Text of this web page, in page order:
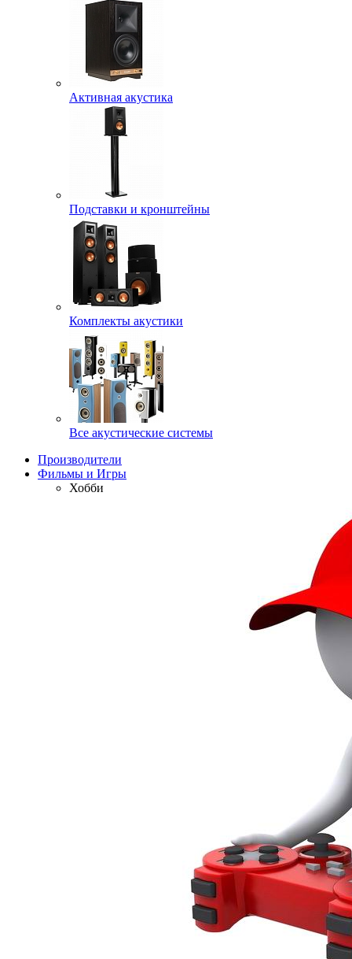
Активная акустика
Подставки и кронштейны
Комплекты акустики
Все акустические системы
Производители
Фильмы и Игры
Хобби